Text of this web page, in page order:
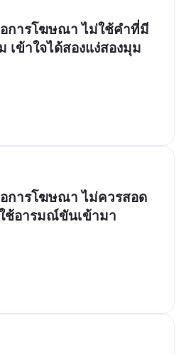
การโฆษณา ไม่ใช้คำที่มี
ข้าใจได้สองแง่สองมุม
การโฆษณา ไม่ควรสอด
ช้อารมณ์ขันเข้ามา